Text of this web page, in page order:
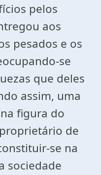
pelos
aos
pesados e os
se
que deles
assim, uma
figura do
de
se na
sociedade